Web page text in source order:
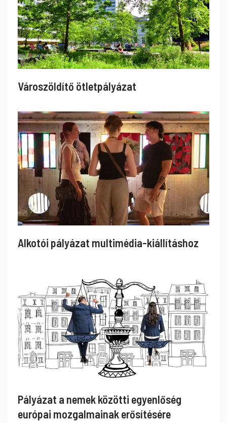
Városzöldítő ötletpályázat
Alkotói pályázat multimédia-kiállításhoz
Pályázat a nemek közötti egyenlőség
európai mozgalmainak erősítésére